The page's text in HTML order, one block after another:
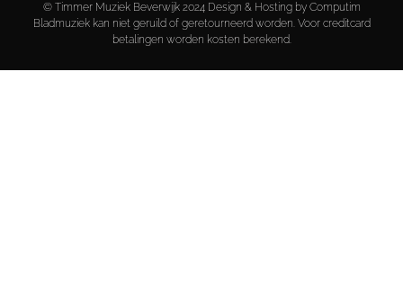
© Timmer Muziek Beverwijk 2024 Design & Hosting by Computim
Bladmuziek kan niet geruild of geretourneerd worden. Voor creditcard
betalingen worden kosten berekend.